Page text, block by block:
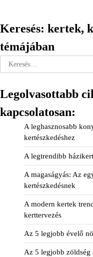
Keresés: kertek,
témájában
Keresés:
Legolvasottabb
kapcsolatosan:
A leghasznosabb
kertészkedéshez
A legtrendibb
A magaságyás: Az
kertészkedésnek
A modern kertek
kerttervezés
Az 5 legjobb évelő
Az 5 legjobb zöldség